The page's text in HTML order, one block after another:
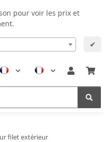
pour voir les prix et
✔
filet extérieur